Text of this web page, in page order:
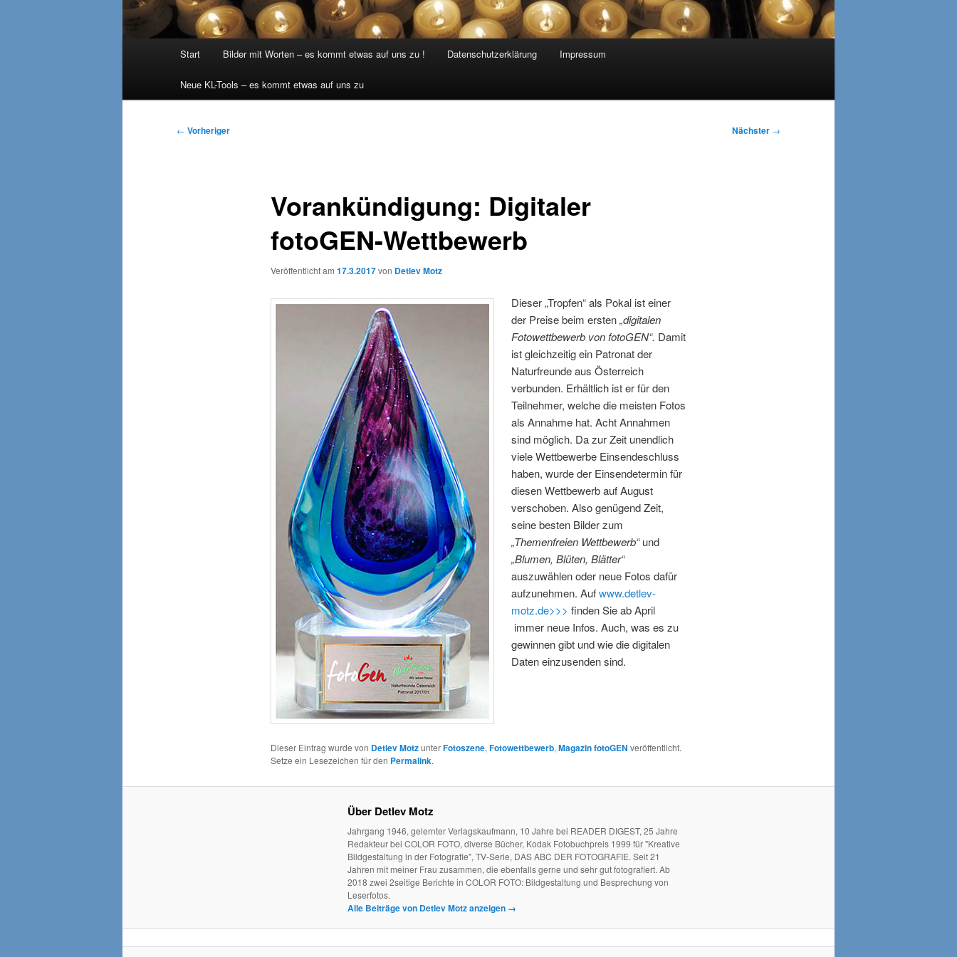
Start Bilder mit Worten – es kommt etwas auf uns zu ! Datenschutzerklärung Impressum
Neue KL-Tools – es kommt etwas auf uns zu
Beitragsnavigation
← Vorheriger Nächster →
Vorankündigung: Digitaler
fotoGEN-Wettbewerb
Veröffentlicht am 17.3.2017von Detlev Motz
Dieser „Tropfen“ als Pokal ist einer
der Preise beim ersten„digitalen
Fotowettbewerb von fotoGEN“. Damit
ist gleichzeitig ein Patronat der
Naturfreunde aus Österreich
verbunden. Erhältlich ist er für den
Teilnehmer, welche die meisten Fotos
als Annahme hat. Acht Annahmen
sind möglich. Da zur Zeit unendlich
viele Wettbewerbe Einsendeschluss
haben, wurde der Einsendetermin für
diesen Wettbewerb auf August
verschoben. Also genügend Zeit,
seine besten Bilder zum
„Themenfreien Wettbewerb“und
„Blumen, Blüten, Blätter“
auszuwählen oder neue Fotos dafür
aufzunehmen. Aufwww.detlev-
motz.de>>> finden Sie ab April
immer neue Infos. Auch, was es zu
gewinnen gibt und wie die digitalen
Daten einzusenden sind.
Dieser Eintrag wurde von Detlev MotzunterFotoszene,Fotowettbewerb,Magazin fotoGEN veröffentlicht.
Setze ein Lesezeichen für den Permalink.
Über Detlev Motz
Jahrgang 1946, gelernter Verlagskaufmann, 10 Jahre bei READER DIGEST, 25 Jahre
Redakteur bei COLOR FOTO, diverse Bücher, Kodak Fotobuchpreis 1999 für "Kreative
Bildgestaltung in der Fotografie", TV-Serie, DAS ABC DER FOTOGRAFIE. Seit 21
Jahren mit meiner Frau zusammen, die ebenfalls gerne und sehr gut fotografiert. Ab
2018 zwei 2seitige Berichte in COLOR FOTO: Bildgestaltung und Besprechung von
Leserfotos.
Alle Beiträge von Detlev Motz anzeigen →